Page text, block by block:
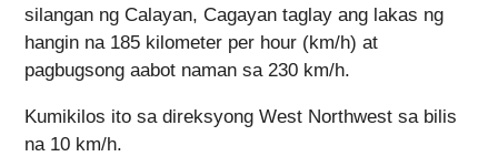
silangan ng Calayan, Cagayan taglay ang lakas ng
hangin na 185 kilometer per hour (km/h) at
pagbugsong aabot naman sa 230 km/h.
Kumikilos ito sa direksyong West Northwest sa bilis
na 10 km/h.